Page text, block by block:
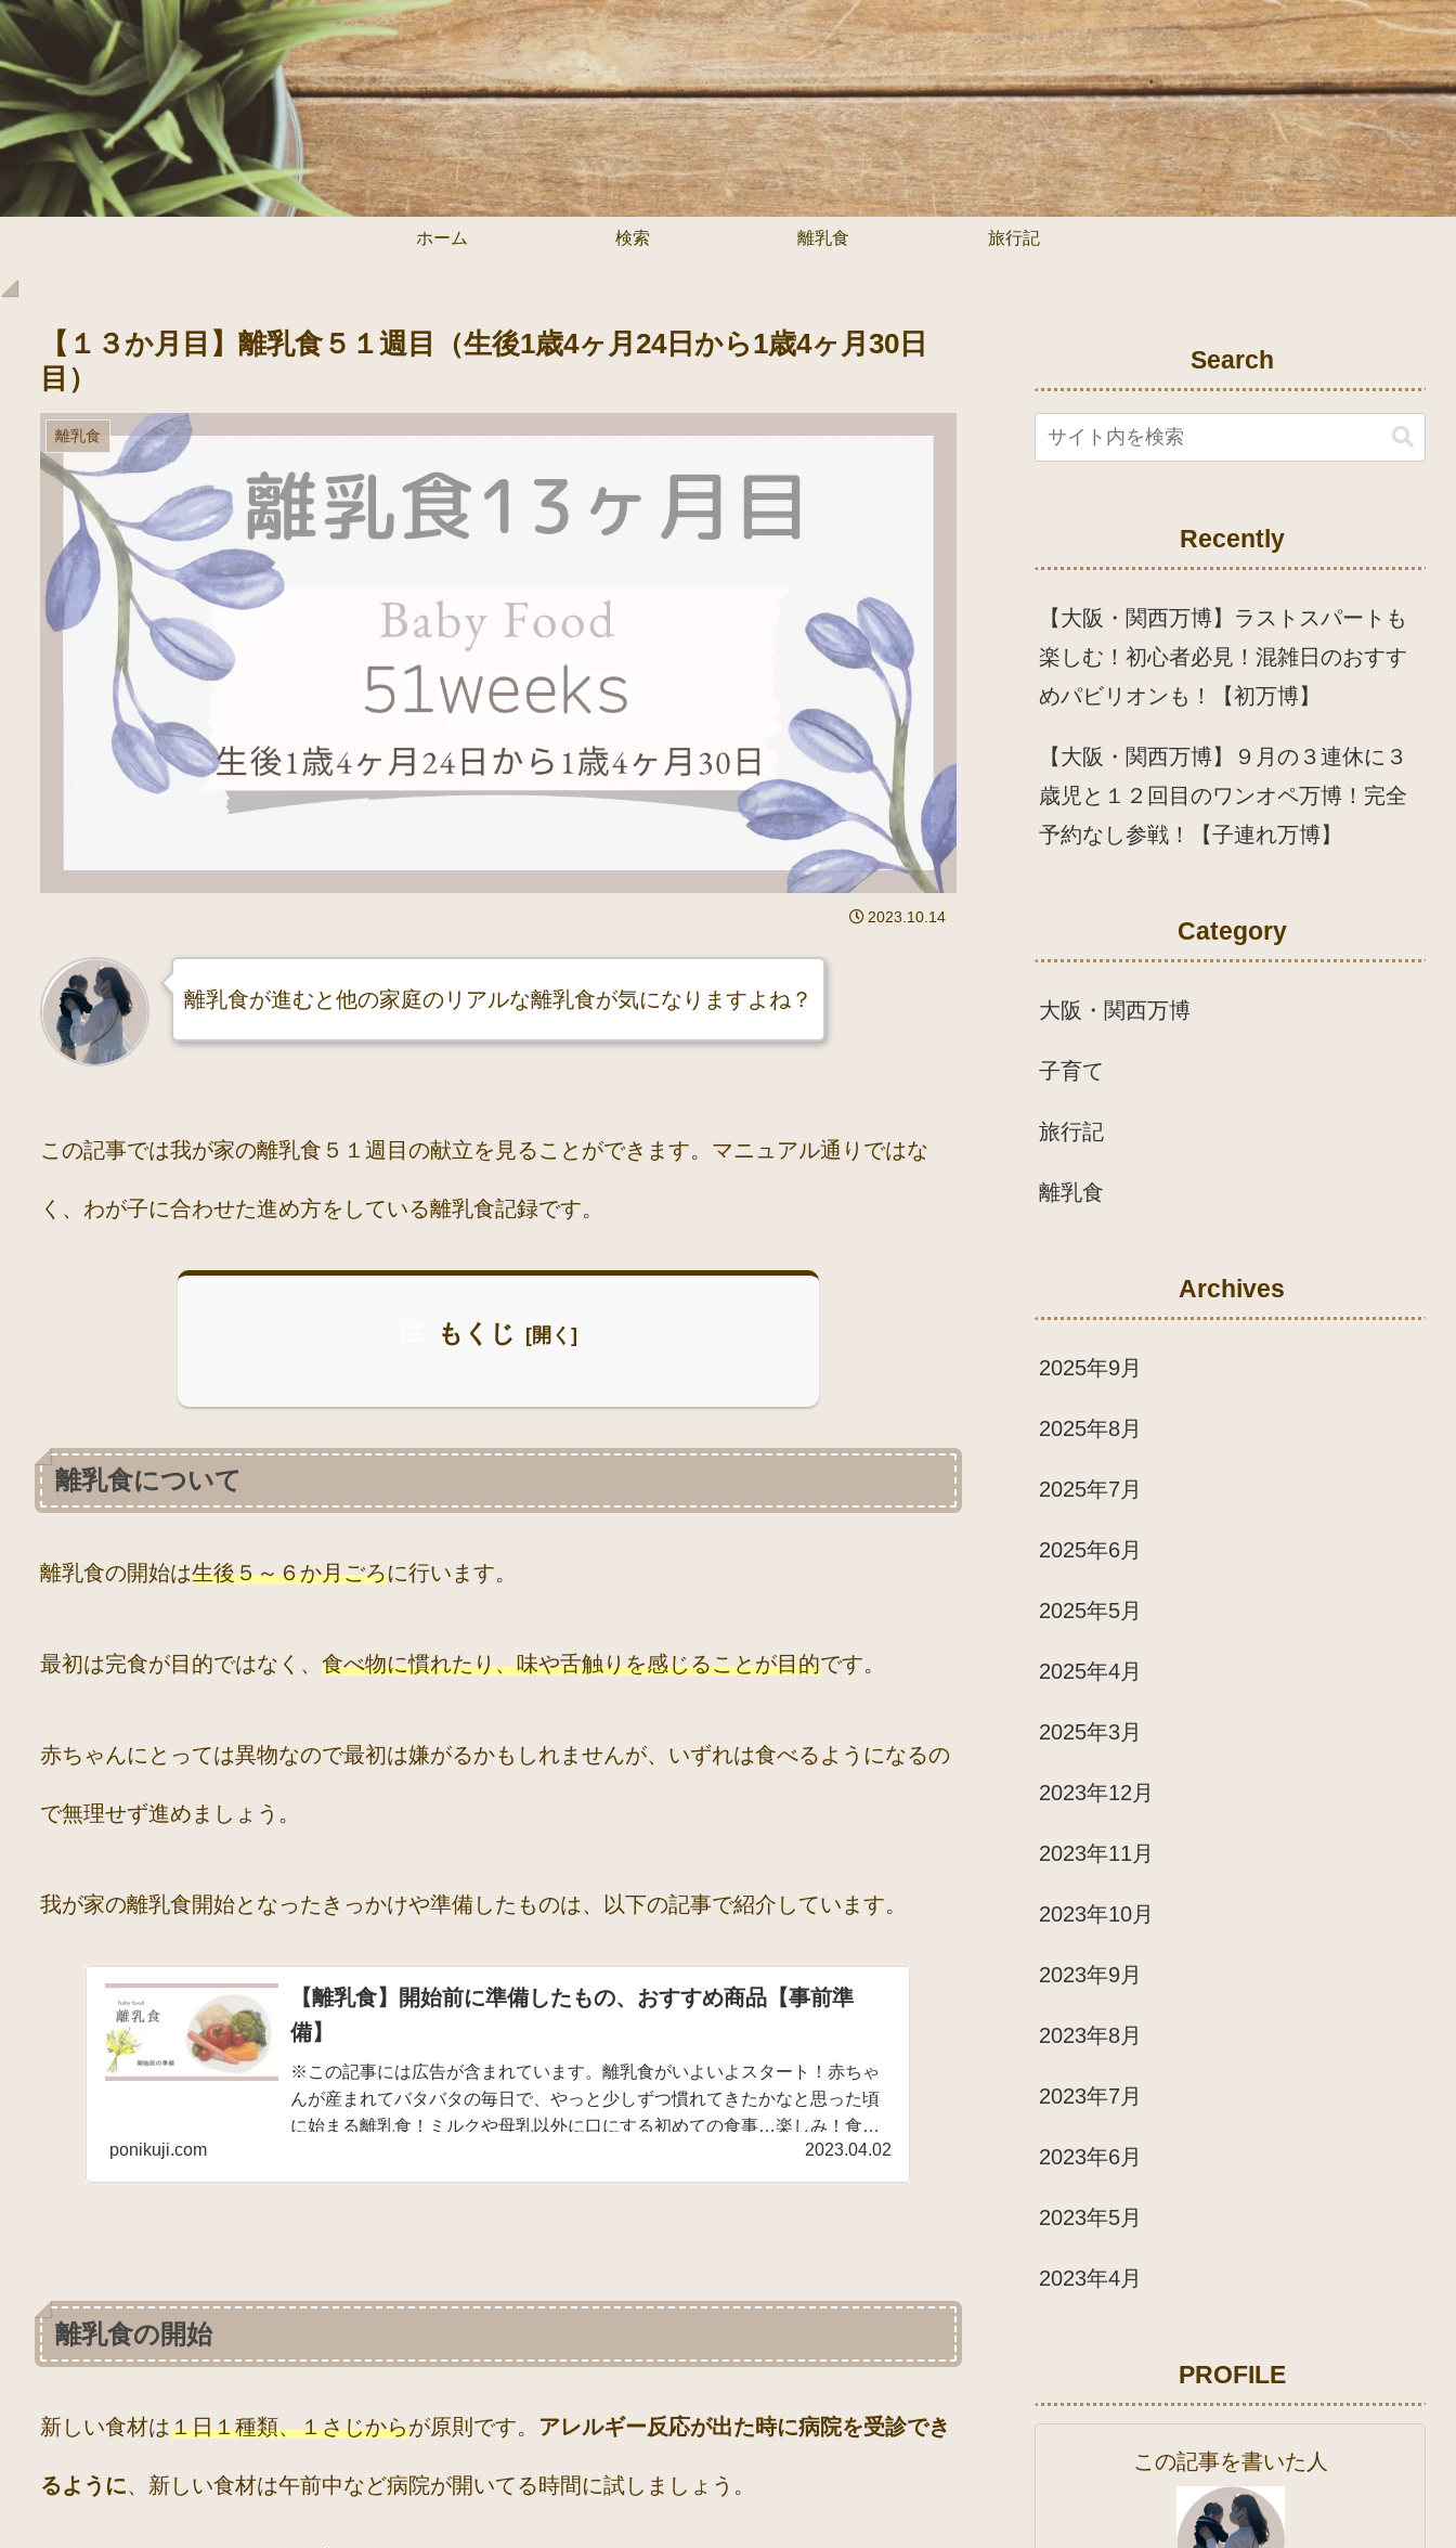
ホーム 検索 離乳食 旅行記
【１３か月目】離乳食５１週目（生後1歳4ヶ月24日から1歳4ヶ月30日
目）
離乳食
2023.10.14
離乳食が進むと他の家庭のリアルな離乳食が気になりますよね？
この記事では我が家の離乳食５１週目の献立を見ることができます。マニュアル通りではな
く、わが子に合わせた進め方をしている離乳食記録です。
もくじ
離乳食について
離乳食の開始は生後５～６か月ごろに行います。
最初は完食が目的ではなく、 食べ物に慣れたり、味や舌触りを感じることが目的です。
赤ちゃんにとっては異物なので最初は嫌がるかもしれませんが、いずれは食べるようになるの
で無理せず進めましょう。
我が家の離乳食開始となったきっかけや準備したものは、以下の記事で紹介しています。
【離乳食】開始前に準備したもの、おすすめ商品【事前準
備】
※この記事には広告が含まれています。離乳食がいよいよスタート！赤ちゃ
んが産まれてバタバタの毎日で、やっと少しずつ慣れてきたかなと思った頃
に始まる離乳食！ミルクや母乳以外に口にする初めての食事…楽しみ！食べ
ponikuji.com 2023.04.02
離乳食の開始
新しい食材は１日１種類、１さじからが原則です。 アレルギー反応が出た時に病院を受診でき
るように、新しい食材は午前中など病院が開いてる時間に試しましょう。
Search
Recently
【大阪・関西万博】ラストスパートも
楽しむ！初心者必見！混雑日のおすす
めパビリオンも！【初万博】
【大阪・関西万博】９月の３連休に３
歳児と１２回目のワンオペ万博！完全
予約なし参戦！【子連れ万博】
Category
大阪・関西万博
子育て
旅行記
離乳食
Archives
2025年9月
2025年8月
2025年7月
2025年6月
2025年5月
2025年4月
2025年3月
2023年12月
2023年11月
2023年10月
2023年9月
2023年8月
2023年7月
2023年6月
2023年5月
2023年4月
PROFILE
この記事を書いた人